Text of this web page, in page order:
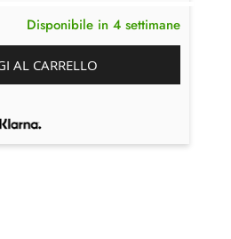
Disponibile in 4 settimane
AL CARRELLO